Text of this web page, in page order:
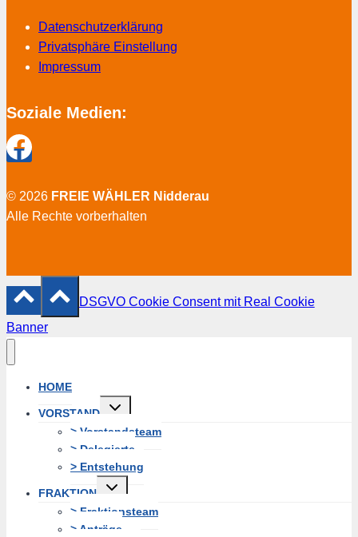
Datenschutzerklärung
Privatsphäre Einstellung
Impressum
Soziale Medien:
© 2026 FREIE WÄHLER Nidderau
Alle Rechte vorberhalten
DSGVO Cookie Consent mit Real Cookie
Banner
HOME
VORSTAND
Untermenü
erweitern
> Vorstandsteam
> Delegierte
> Entstehung
FRAKTION
Untermenü
erweitern
> Fraktionsteam
> Anträge